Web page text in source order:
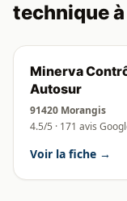
technique
Minerva
Autosur
91420 Morangis
4.5/5 · 171 avis
Voir la fiche →